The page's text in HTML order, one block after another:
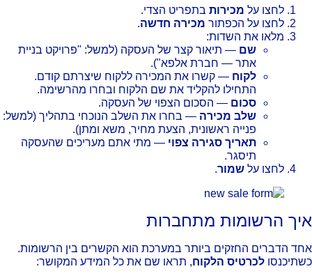
לחצו עלמכירותבתפריט הצדי.
לחצו על הכפתורמכירה חדשה.
מלאו את השדות:
שם— תיאור קצר של העסקה (למשל: "פרויקט בניית
אתר — חברת אלפא").
לקוח— קשרו את המכירה ללקוח שיצרתם קודם.
התחילו להקליד את שם הלקוח ובחרו מהרשימה.
סכום— הסכום הצפוי של העסקה.
שלב מכירה— בחרו את השלב הנוכחי בתהליך (למשל:
פנייה ראשונית, הצעת מחיר, משא ומתן).
תאריך סגירה צפוי— מתי אתם מעריכים שהעסקה
תיסגר.
לחצו עלשמור.
הרשומות מתחברות
הדברים החזקים ביותר במערכת הוא הקשרים בין הרשומות.
לכרטיס הלקוח, תראו שם את כל המידע המקושר: